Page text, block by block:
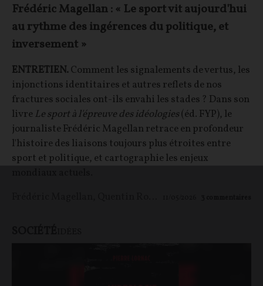
Frédéric Magellan : « Le sport vit aujourd'hui
au rythme des ingérences du politique, et
inversement »
ENTRETIEN.Comment les signalements de vertus, les
injonctions identitaires et autres reflets de nos
fractures sociales ont-ils envahi les stades ? Dans son
livre Le sport à l'épreuve des idéologies(éd. FYP), le
journaliste Frédéric Magellan retrace en profondeur
l'histoire des liaisons toujours plus étroites entre
sport et politique, et cartographie les enjeux